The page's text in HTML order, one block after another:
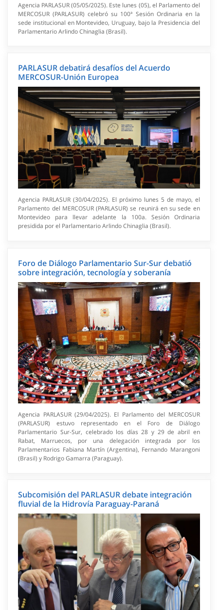
Agencia PARLASUR (05/05/2025). Este lunes (05), el Parlamento del
MERCOSUR (PARLASUR) celebró su 100ª Sesión Ordinaria en la
sede institucional en Montevideo, Uruguay, bajo la Presidencia del
Parlamentario Arlindo Chinaglia (Brasil).
PARLASUR debatirá desafíos del Acuerdo
MERCOSUR-Unión Europea
Agencia PARLASUR (30/04/2025). El próximo lunes 5 de mayo, el
Parlamento del MERCOSUR (PARLASUR) se reunirá en su sede en
Montevideo para llevar adelante la 100a. Sesión Ordinaria
presidida por el Parlamentario Arlindo Chinaglia (Brasil).
Foro de Diálogo Parlamentario Sur-Sur debatió
sobre integración, tecnología y soberanía
Agencia PARLASUR (29/04/2025). El Parlamento del MERCOSUR
(PARLASUR) estuvo representado en el Foro de Diálogo
Parlamentario Sur-Sur, celebrado los días 28 y 29 de abril en
Rabat, Marruecos, por una delegación integrada por los
Parlamentarios Fabiana Martín (Argentina), Fernando Marangoni
(Brasil) y Rodrigo Gamarra (Paraguay).
Subcomisión del PARLASUR debate integración
fluvial de la Hidrovía Paraguay-Paraná